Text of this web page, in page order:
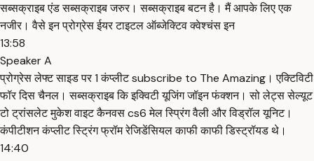
सब्सक्राइब एंड सब्सक्राइब जरुर। सब्सक्राइब बटन है। मैं आपके लिए एक
नजीर। वैसे इन प्रोग्रेस ईयर टाइटल ऑब्जेक्टिव क्वेश्चंस इन
13:58
Speaker A
प्रोग्रेस लेफ्ट साइड पर 1 कंप्लीट subscribe to The Amazing। एक्टिविटी
फॉर दिस चैनल। सब्सक्राइब कि इक्विटी यूजिंग जॉइन फंक्शन। सो लेट्स सेल्यूट
टो ट्रांसलेट मुकेश वाइट कैनवस cs6 मेल स्प्रिंग वैली और विड्रॉल यूनिट।
कंपीटीशन कंप्लीट स्ट्रिंग फ्रॉम रेजिडेंसियल काफी काफी डिस्ट्रॉयड थे।
14:40